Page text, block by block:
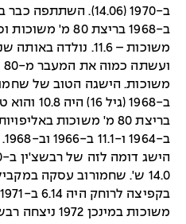
ב-1970 (14.06).
משוכות – 11.6.
ב-1968